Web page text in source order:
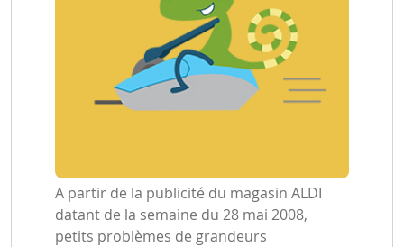
A partir de la publicité du magasin ALDI
datant de la semaine du 28 mai 2008,
petits problèmes de grandeurs